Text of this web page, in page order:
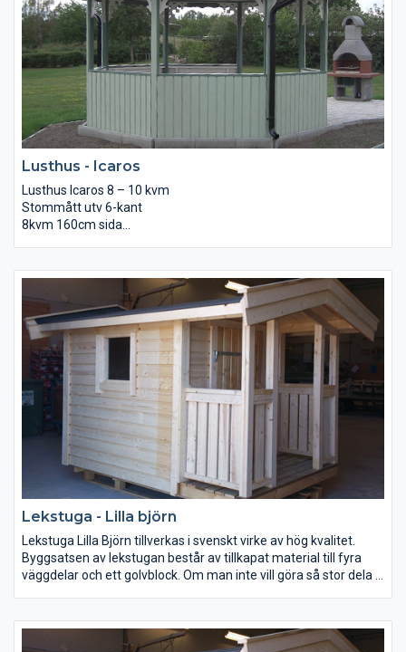
Lusthus - Icaros
Lusthus Icaros 8 – 10 kvm
Stommått utv 6-kant
8kvm 160cm sida
Inv höjd till väggband 200cm
Lekstuga - Lilla björn
Lekstuga Lilla Björn tillverkas i svenskt virke av hög kvalitet.
Byggsatsen av lekstugan består av tillkapat material till fyra
väggdelar och ett golvblock. Om man inte vill göra så stor dela v
Lekstuga Lilla Björn är anpassad för mindre barn.Takhöjden i